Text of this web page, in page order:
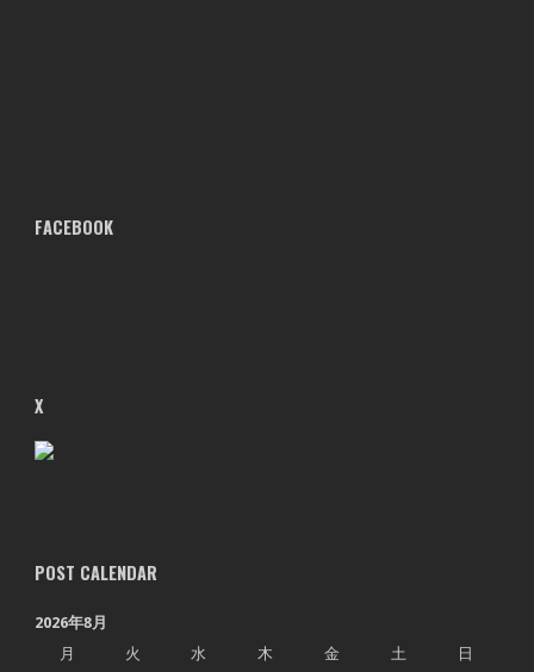
FACEBOOK
X
POST CALENDAR
2026年8月
月
火 水 木 金 土
日